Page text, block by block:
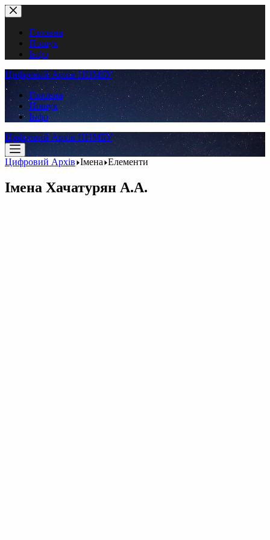
Перейти
до
вмістуГоловна
Пошук
Інфо
Цифровий Архів ННМБУ
Головна
Пошук
Інфо
Цифровий Архів ННМБУ
Цифровий Архів Імена Елементи
Імена Хачатурян А.А.